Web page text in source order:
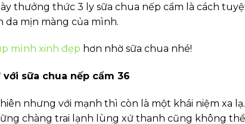
thưởng thức 3 ly sữa chua nếp cẩm là cách
da mịn màng của mình.
mình xinh đẹp hơn nhờ sữa chua nhé!
sữa chua nếp cẩm 36
nhưng với mạnh thì còn là một khái niệm xa lạ.
chàng trai lạnh lùng xứ thanh cũng không thể